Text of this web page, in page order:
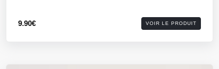
9.90€ VOIR LE PRODUIT